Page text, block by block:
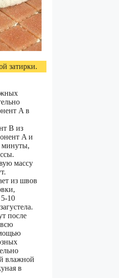
затирки.
A в
B из
A и
минуты,
массу
из швов
10
после
всю
влажной
в